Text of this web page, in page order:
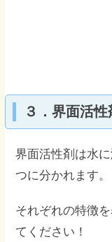
３．界面活
界面活性剤は水
つに分かれます。
それぞれの特徴
てください！